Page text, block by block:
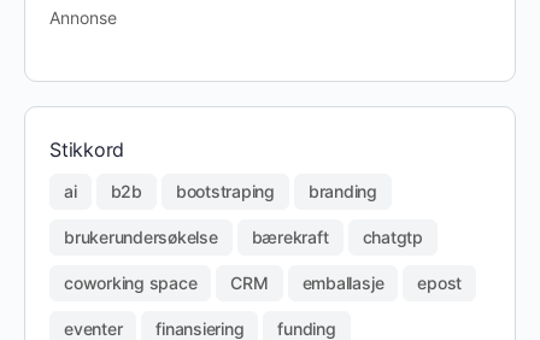
Annonse
Stikkord
ai b2b bootstraping branding
brukerundersøkelse bærekraft chatgtp
coworking space CRM emballasje epost
eventer finansiering funding